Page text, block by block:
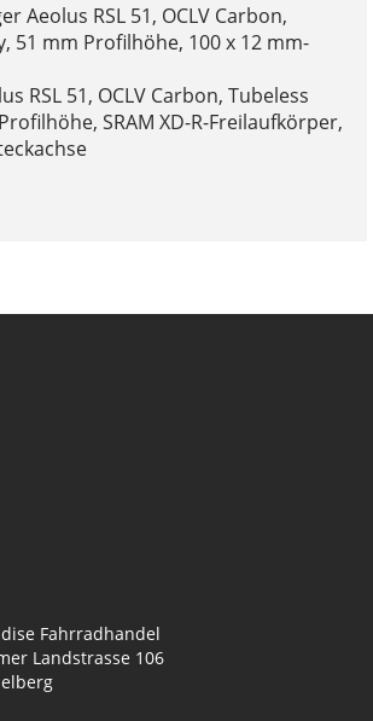
Aeolus RSL 51, OCLV Carbon,
51 mm Profilhöhe, 100 x 12 mm-
RSL 51, OCLV Carbon, Tubeless
SRAM XD-R-Freilaufkörper,
Fahrradhandel
Landstrasse 106